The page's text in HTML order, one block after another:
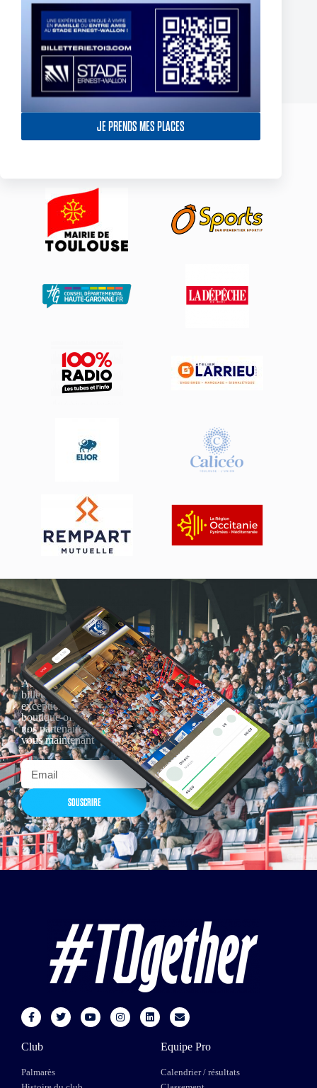
JE PRENDS MES PLACES
Two Toulouse Olympique Academy Graduates Sign Their
First Professional Contracts.
5 août 2026
Actualités, nouveautés,
billetterie, remises
exceptionnelles dans la
boutique officielles & chez
nos partenaires… Inscrivez-
vous maintenant
SOUSCRIRE
Club
Palmarès
Equipe Pro
Calendrier / résultats